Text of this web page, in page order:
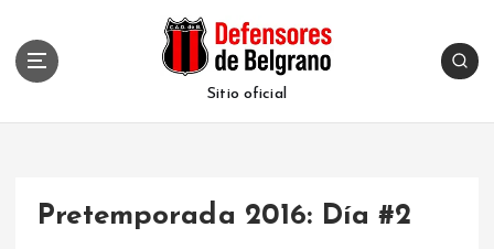
Sitio oficial
Pretemporada 2016: Día #2